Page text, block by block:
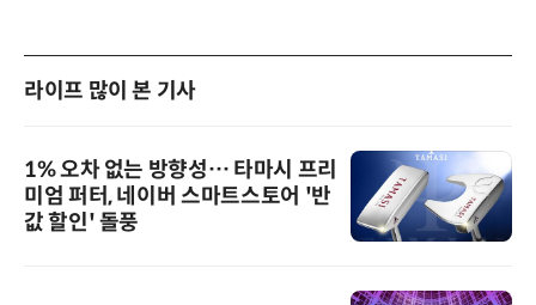
라이프 많이 본 기사
1% 오차 없는 방향성… 타마시 프리
미엄 퍼터, 네이버 스마트스토어 '반
값 할인' 돌풍